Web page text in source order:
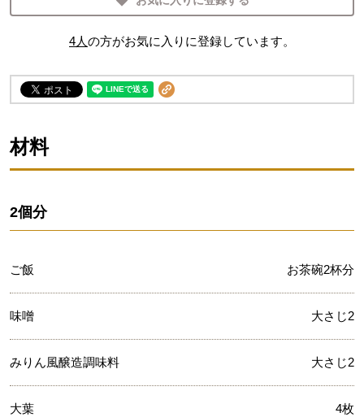
4人の方がお気に入りに登録しています。
材料
2個分
ご飯 お茶碗2杯分
味噌 大さじ2
みりん風醸造調味料 大さじ2
大葉 4枚